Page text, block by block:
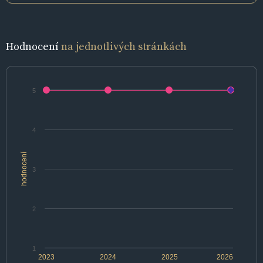
Hodnocenína jednotlivých stránkách
hodnocení
2024 2026
2023 2025
1
2
3
4
5